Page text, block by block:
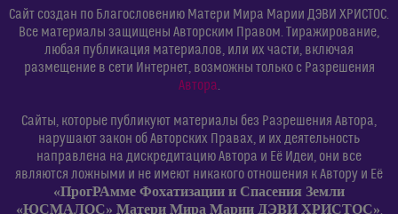
Сайт создан по Благословению Матери Мира Марии ДЭВИ ХРИСТОС.
Все материалы защищены Авторским Правом. Тиражирование,
любая публикация материалов, или их части, включая
размещение в сети Интернет, возможны только с Разрешения
Автора.
Сайты, которые публикуют материалы без Разрешения Автора,
нарушают закон об Авторских Правах, и их деятельность
направлена на дискредитацию Автора и Её Идеи, они все
являются ложными и не имеют никакого отношения к Автору и Её
«ПрогРАмме Фохатизации и Спасения Земли
«ЮСМАЛОС» Матери Мира Марии ДЭВИ ХРИСТОС».